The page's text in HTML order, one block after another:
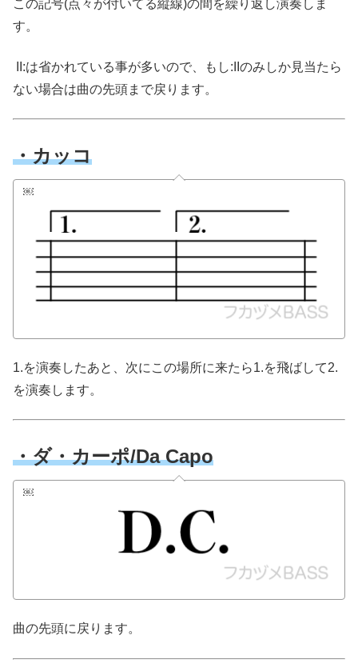
この記号(点々が付いてる縦線)の間を繰り返し演奏しま
す。
II:は省かれている事が多いので、もし:IIのみしか見当たら
ない場合は曲の先頭まで戻ります。
・カッコ
￼
1.を演奏したあと、次にこの場所に来たら1.を飛ばして2.
を演奏します。
・ダ・カーポ/Da Capo
￼
曲の先頭に戻ります。